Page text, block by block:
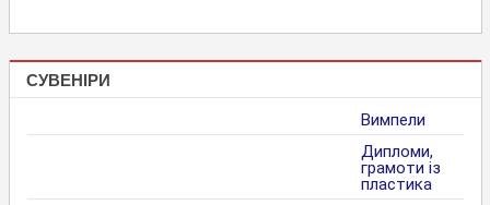
СУВЕНІРИ
Вимпели
Дипломи,
грамоти із
пластика